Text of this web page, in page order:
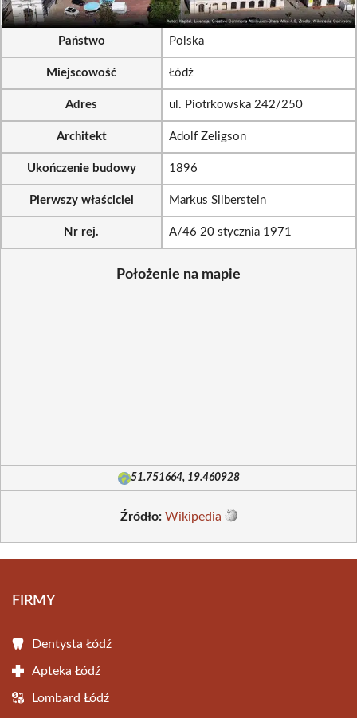
Państwo Polska
Miejscowość Łódź
Adres ul. Piotrkowska 242/250
Architekt Adolf Zeligson
Ukończenie budowy 1896
Pierwszy właściciel Markus Silberstein
Nr rej. A/46 20 stycznia 1971
Położenie na mapie
51.751664, 19.460928
Źródło: Wikipedia
FIRMY
Dentysta Łódź
Apteka Łódź
Lombard Łódź